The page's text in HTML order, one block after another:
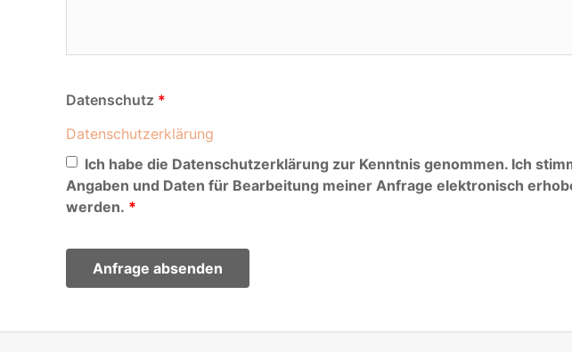
Datenschutz
Datenschutzerklärung
Ich habe die Datenschutzerklärung zur Kenntnis genommen. Ich
Angaben und Daten für Bearbeitung meiner Anfrage elektronisch
werden.
Anfrage absenden